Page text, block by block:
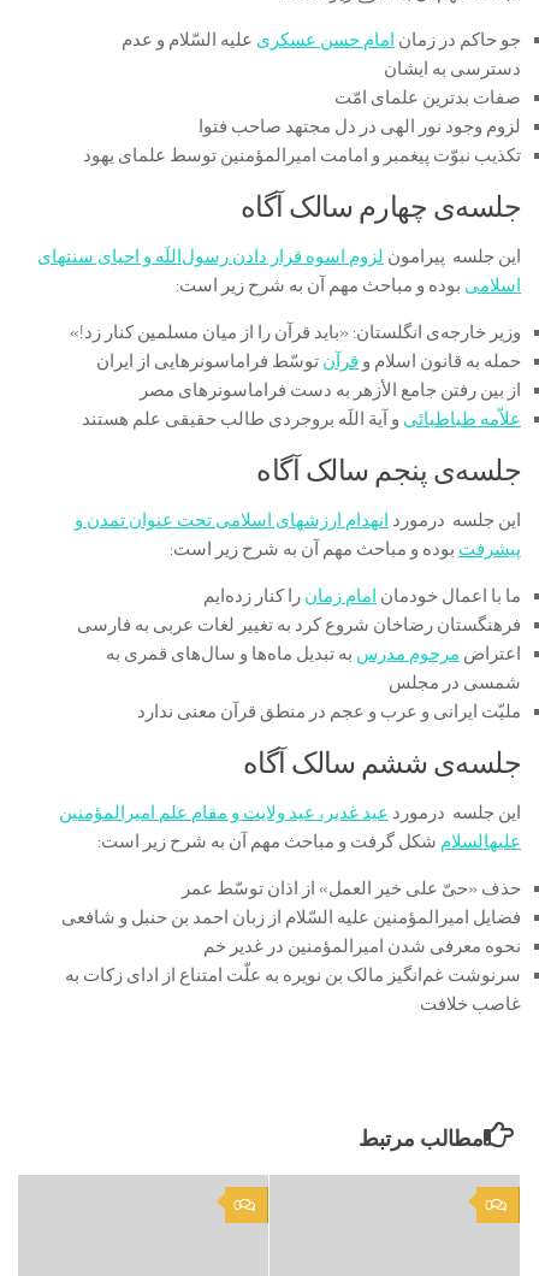
جو حاکم در زمان امام حسن عسکری علیه السّلام و عدم
دسترسی به ایشان
صفات بدترین علمای امّت
لزوم وجود نور الهی در دل مجتهد صاحب فتوا
تکذیب نبوّت پیغمبر و امامت امیرالمؤمنین توسط علمای یهود
جلسه‌ی چهارم سالک آگاه
این جلسه پیرامون لزوم اسوه قرار دادن رسول‌اللَه و احیاى سنت‏هاى
اسلامى بوده و مباحث مهم آن به شرح زیر است:
وزیر خارجه‌ی انگلستان: «باید قرآن را از میان مسلمین کنار زد!»
حمله به قانون اسلام و قرآن توسّط فراماسونرهایی از ایران
از بین رفتن جامع الأزهر به دست فراماسونرهای مصر
علاّمه طباطبائی و آیة اللَه بروجردی طالب حقیقی علم هستند
جلسه‌ی پنجم سالک آگاه
این جلسه درمورد انهدام ارزش‏هاى اسلامى تحت عنوان تمدن و
پیشرفت بوده و مباحث مهم آن به شرح زیر است:
ما با اعمال خودمان امام زمان را کنار زده‌ایم
فرهنگستان رضاخان شروع کرد به تغییر لغات عربی به فارسی
اعتراض مرحوم مدرس به تبدیل ماه‌ها و سال‌های قمری به
شمسی در مجلس
ملیّت ایرانی و عرب و عجم در منطق قرآن معنی ندارد
جلسه‌ی ششم سالک آگاه
این جلسه درمورد عید غدیر، عید ولایت و مقام علم امیرالمؤمنین
علیه‏السلام شکل گرفت و مباحث مهم آن به شرح زیر است:
حذف «حیّ علی خیر العمل» از اذان توسّط عمر
فضایل امیرالمؤمنین علیه السّلام از زبان احمد بن حنبل و شافعی
نحوه معرفی شدن امیرالمؤمنین در غدیر خم
سرنوشت غم‌انگیز مالک بن نویره به علّت امتناع از ادای زکات به
غاصب خلافت
مطالب مرتبط
0 0